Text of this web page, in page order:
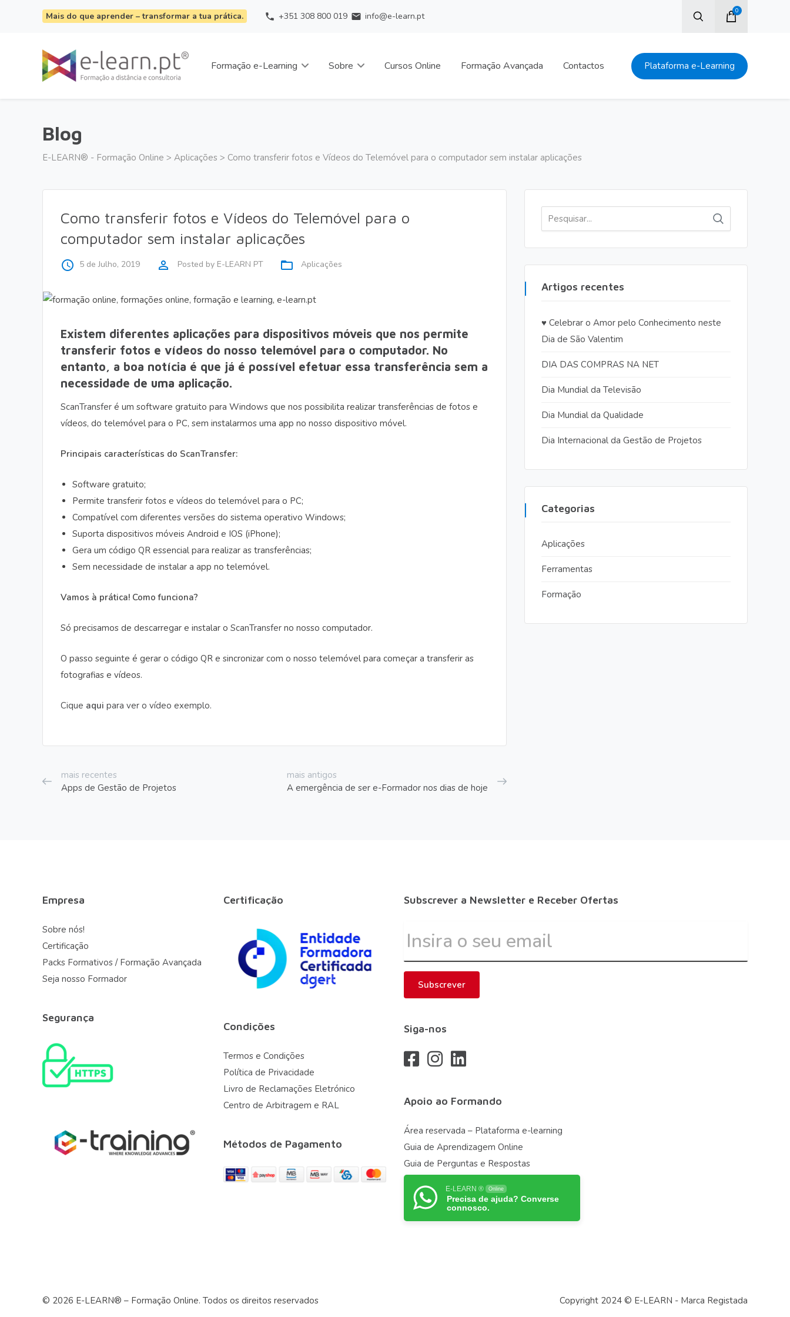
Mais do que aprender – transformar a tua prática. phone +351 308 800 019 email info@e-learn.pt 0
Formação e-Learning Sobre Cursos Online Formação Avançada Contactos Plataforma e-Learning
Blog
E-LEARN® - Formação Online > Aplicações > Como transferir fotos e Vídeos do Telemóvel para o computador sem instalar aplicações
Como transferir fotos e Vídeos do Telemóvel para o
computador sem instalar aplicações
access_time 5 de Julho, 2019 perm_identity Posted by E-LEARN PT folder_open Aplicações
Existem diferentes aplicações para dispositivos móveis que nos permite
transferir fotos e vídeos do nosso telemóvel para o computador. No
entanto, a boa notícia é que já é possível efetuar essa transferência sem a
necessidade de uma aplicação.
ScanTransfer é um software gratuito para Windows que nos possibilita realizar transferências de fotos e
vídeos, do telemóvel para o PC, sem instalarmos uma app no nosso dispositivo móvel.
Principais características do ScanTransfer:
Software gratuito;
Permite transferir fotos e vídeos do telemóvel para o PC;
Compatível com diferentes versões do sistema operativo Windows;
Suporta dispositivos móveis Android e IOS (iPhone);
Gera um código QR essencial para realizar as transferências;
Sem necessidade de instalar a app no telemóvel.
Vamos à prática! Como funciona?
Só precisamos de descarregar e instalar o ScanTransfer no nosso computador.
O passo seguinte é gerar o código QR e sincronizar com o nosso telemóvel para começar a transferir as
fotografias e vídeos.
Cique aqui para ver o vídeo exemplo.
mais recentes
Apps de Gestão de Projetos
mais antigos
A emergência de ser e-Formador nos dias de hoje
Pesquisar
por:
Artigos recentes
♥️ Celebrar o Amor pelo Conhecimento neste
Dia de São Valentim
DIA DAS COMPRAS NA NET
Dia Mundial da Televisão
Dia Mundial da Qualidade
Dia Internacional da Gestão de Projetos
Categorias
Aplicações
Ferramentas
Formação
Empresa
Sobre nós!
Certificação
Packs Formativos / Formação Avançada
Seja nosso Formador
Segurança
Certificação
Condições
Termos e Condições
Política de Privacidade
Livro de Reclamações Eletrónico
Centro de Arbitragem e RAL
Métodos de Pagamento
Subscrever a Newsletter e Receber Ofertas
Subscrever
Siga-nos
Apoio ao Formando
Área reservada – Plataforma e-learning
Guia de Aprendizagem Online
Guia de Perguntas e Respostas
E-LEARN ® Online
Precisa de ajuda? Converse
connosco.
© 2026 E-LEARN® – Formação Online. Todos os direitos reservados Copyright 2024 © E-LEARN - Marca Registada